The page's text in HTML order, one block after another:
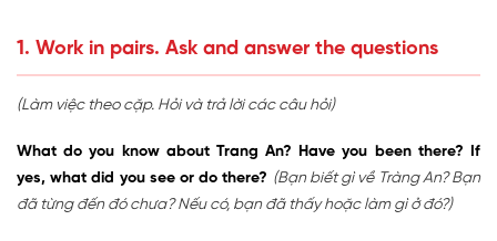
1. Work in pairs. Ask and answer the questions
(Làm việc theo cặp. Hỏi và trả lời các câu hỏi)
What do you know about Trang An? Have you been there? If
yes, what did you see or do there? (Bạn biết gì về Tràng An? Bạn
đã từng đến đó chưa? Nếu có, bạn đã thấy hoặc làm gì ở đó?)